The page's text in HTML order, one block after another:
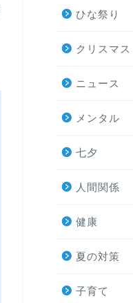
ひな祭り
クリスマス
ニュース
メンタル
七夕
人間関係
健康
夏の対策
子育て